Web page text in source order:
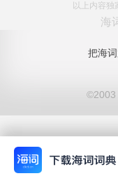
以上内容独
海
把海
©2003